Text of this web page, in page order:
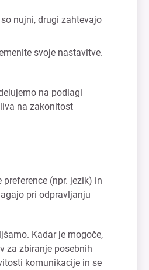
nujni, drugi zahtevajo
svoje nastavitve.
na podlagi
na zakonitost
(npr. jezik) in
pri odpravljanju
Kadar je mogoče,
za zbiranje posebnih
komunikacije in se